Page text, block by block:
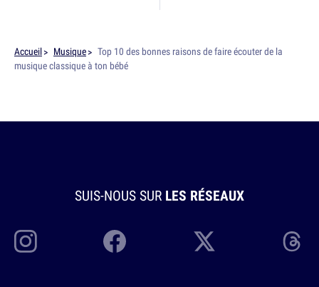
Accueil Musique
Top 10 des bonnes raisons de faire écouter de la
musique classique à ton bébé
SUIS-NOUS SUR LES RÉSEAUX